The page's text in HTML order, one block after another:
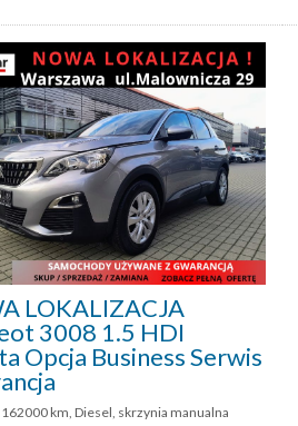
LOKALIZACJA
3008 1.5 HDI
Opcja Business Serwis
km, Diesel, skrzynia manualna